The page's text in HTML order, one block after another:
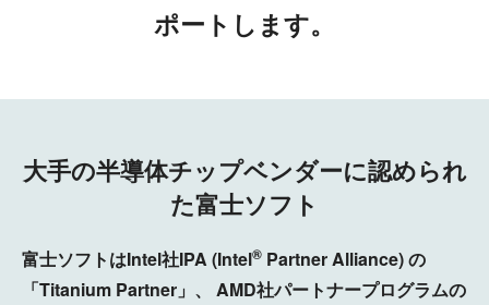
ポートします。
大手の半導体チップベンダーに認められ
た富士ソフト
富士ソフトはIntel社IPA (Intel® Partner Alliance) の
「Titanium Partner」、 AMD社パートナープログラムの